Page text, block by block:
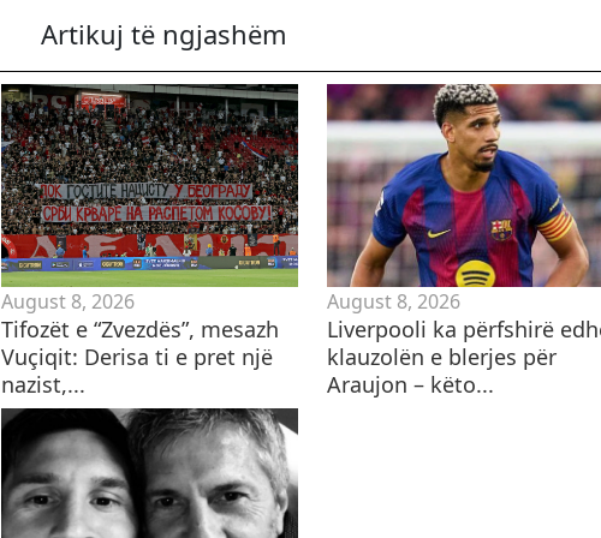
Artikuj të ngjashëm
August 8, 2026
Tifozët e “Zvezdës”, mesazh
Vuçiqit: Derisa ti e pret një
nazist,...
August 8, 2026
Liverpooli ka përfshirë
klauzolën e blerjes për
Araujon – këto...